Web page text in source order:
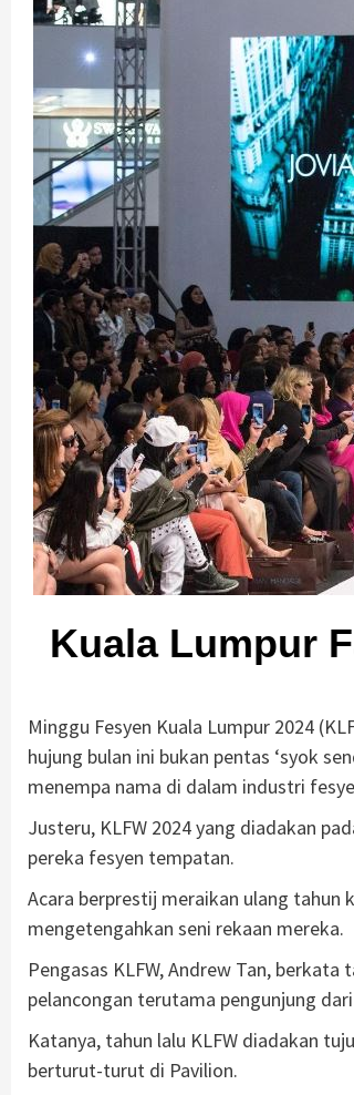
Kuala Lumpur
Minggu Fesyen Kuala Lumpur 2024
hujung bulan ini bukan pentas ‘syok
menempa nama di dalam industri
Justeru, KLFW 2024 yang diadakan
pereka fesyen tempatan.
Acara berprestij meraikan ulang
mengetengahkan seni rekaan mereka.
Pengasas KLFW, Andrew Tan,
pelancongan terutama pengunjung
Katanya, tahun lalu KLFW diadakan
berturut-turut di Pavilion.